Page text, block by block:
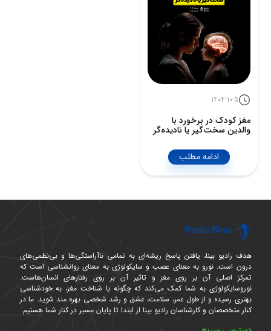
1404-10-5
مغز کودک در برخورد با
والدین سخت‌گیر یا نادیده‌گر
ادامه مطلب
هدف رادیو بینا، یافتن پاسخ ریشه‌ای به تمامی ناآراستگی‌ها و بی‌نظمی‌های
درون است. نورو به معنای عصب و سایکولوژی به معنای روانشناسی است که
تمرکز اصلی آن بر روی مغز و تاثیر آن بر روی رفتارهای انسان‌هاست.
نوروسایکولوژی به شما کمک می‌کند که چگونه با شناخت مغز، به خودشناسی
بهتری رسیده و از طول عمر، سلامت، عشق و رشد شخصی بهره مند شوید. ما در
کنار متخصصان و کارشناسان رادیو بینا از ابتدا تا پایان مسیر در کنار شما هستیم.